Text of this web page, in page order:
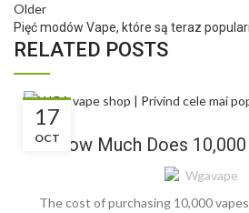
Older
Pięć modów Vape, które są teraz
RELATED POSTS
17
OCT
BLOG
How Much Does
Wgavape
The cost of purchasing 10,000